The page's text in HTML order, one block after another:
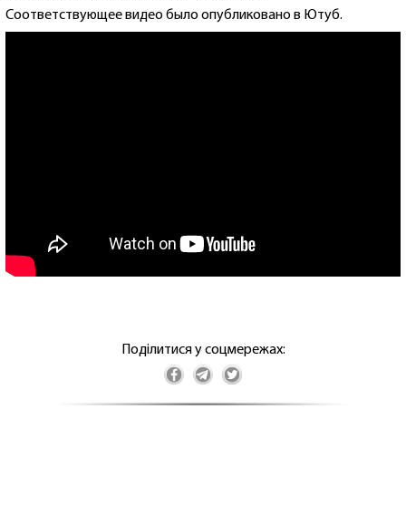
Соответствующее видео было опубликовано в Ютуб.
Поділитися у соцмережах: